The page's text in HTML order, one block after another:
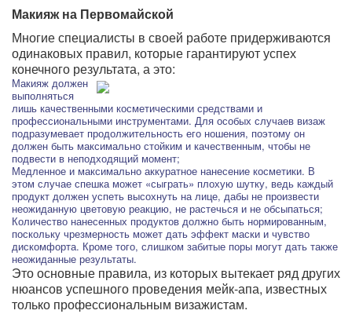
Макияж на Первомайской
Многие специалисты в своей работе придерживаются
одинаковых правил, которые гарантируют успех
конечного результата, а это:
Макияж должен
выполняться
лишь качественными косметическими средствами и
профессиональными инструментами. Для особых случаев визаж
подразумевает продолжительность его ношения, поэтому он
должен быть максимально стойким и качественным, чтобы не
подвести в неподходящий момент;
Медленное и максимально аккуратное нанесение косметики. В
этом случае спешка может «сыграть» плохую шутку, ведь каждый
продукт должен успеть высохнуть на лице, дабы не произвести
неожиданную цветовую реакцию, не растечься и не обсыпаться;
Количество нанесенных продуктов должно быть нормированным,
поскольку чрезмерность может дать эффект маски и чувство
дискомфорта. Кроме того, слишком забитые поры могут дать также
неожиданные результаты.
Это основные правила, из которых вытекает ряд других
нюансов успешного проведения мейк-апа, известных
только профессиональным визажистам.